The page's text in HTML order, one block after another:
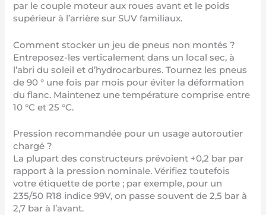
par le couple moteur aux roues avant et le poids
supérieur à l’arrière sur SUV familiaux.
Comment stocker un jeu de pneus non montés ?
Entreposez-les verticalement dans un local sec, à
l’abri du soleil et d’hydrocarbures. Tournez les pneus
de 90 ° une fois par mois pour éviter la déformation
du flanc. Maintenez une température comprise entre
10 °C et 25 °C.
Pression recommandée pour un usage autoroutier
chargé ?
La plupart des constructeurs prévoient +0,2 bar par
rapport à la pression nominale. Vérifiez toutefois
votre étiquette de porte ; par exemple, pour un
235/50 R18 indice 99V, on passe souvent de 2,5 bar à
2,7 bar à l’avant.